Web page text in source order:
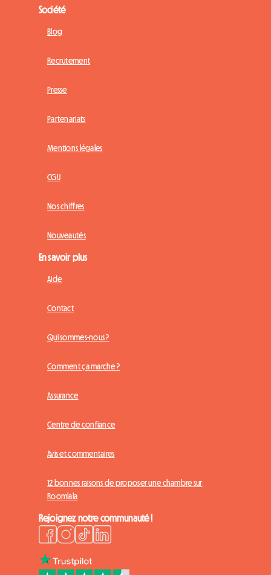
Société
Blog
Recrutement
Presse
Partenariats
Mentions légales
CGU
Nos chiffres
Nouveautés
En savoir plus
Aide
Contact
Qui sommes-nous ?
Comment ça marche ?
Assurance
Centre de confiance
Avis et commentaires
12 bonnes raisons de proposer une chambre sur
Roomlala
Rejoignez notre communauté !